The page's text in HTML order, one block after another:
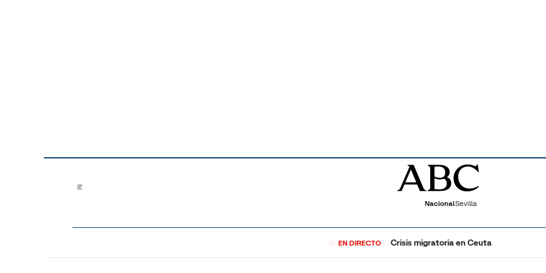
NacionalSevilla
EN DIRECTO Crisis migratoria en Ceuta